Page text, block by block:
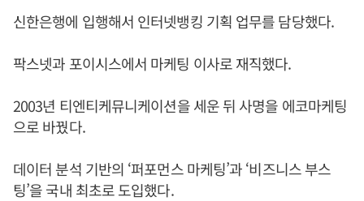
신한은행에 입행해서 인터넷뱅킹 기획 업무를 담당했다.
팍스넷과 포이시스에서 마케팅 이사로 재직했다.
2003년 티엔티케뮤니케이션을 세운 뒤 사명을 에코마케팅
으로 바꿨다.
데이터 분석 기반의 ‘퍼포먼스 마케팅’과 ‘비즈니스 부스
팅’을 국내 최초로 도입했다.